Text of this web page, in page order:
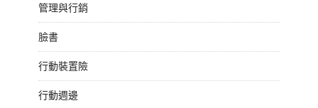
管理與行銷
臉書
行動裝置險
行動週邊